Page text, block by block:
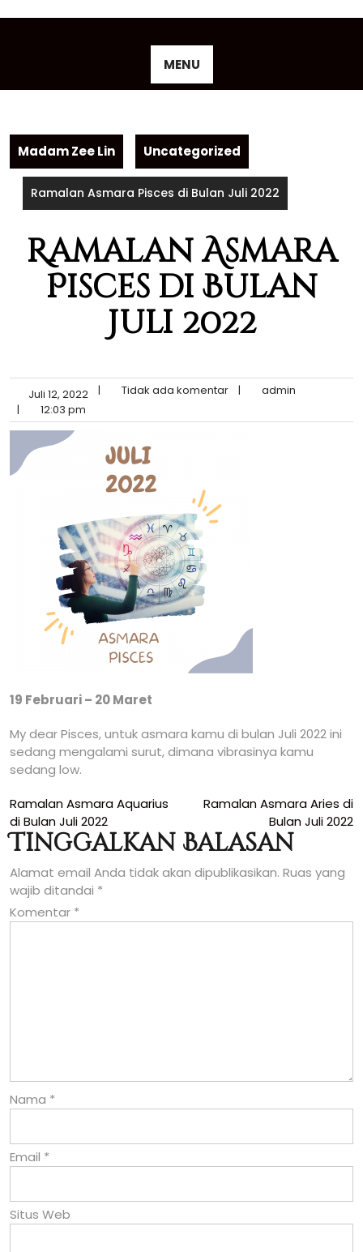
MENU
Madam Zee Lin Uncategorized
Ramalan Asmara Pisces di Bulan Juli 2022
Ramalan Asmara
Pisces di Bulan
Juli 2022
Juli 12, 2022 | Tidak ada komentar |
admin
|
12:03 pm
19 Februari – 20 Maret
My dear Pisces, untuk asmara kamu di bulan Juli 2022 ini
sedang mengalami surut, dimana vibrasinya kamu
sedang low.
Navigasi
pos
Ramalan Asmara Aquarius
di Bulan Juli 2022
Ramalan Asmara Aries di
Bulan Juli 2022
Tinggalkan Balasan
Alamat email Anda tidak akan dipublikasikan. Ruas yang
wajib ditandai *
Komentar *
Nama *
Email *
Situs Web